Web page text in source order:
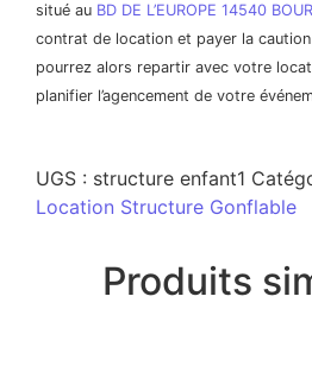
situé au BD DE L’EUROPE 14540
contrat de location et payer la
pourrez alors repartir avec votre
planifier l’agencement de votre
UGS : structure enfant1
Location Structure Gonflable
Produits